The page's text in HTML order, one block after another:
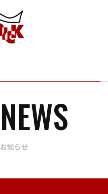
NEWS
お知らせ